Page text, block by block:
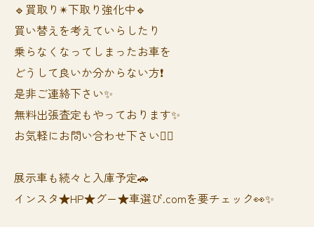
🔹買取り✴︎下取り強化中🔹
買い替えを考えていらしたり
乗らなくなってしまったお車を
どうして良いか分からない方❗️
是非ご連絡下さい✨
無料出張査定もやっております✨
お気軽にお問い合わせ下さい🙆‍♀️
展示車も続々と入庫予定🚗
インスタ★HP★グー★車選び.comを要チェック👀✨